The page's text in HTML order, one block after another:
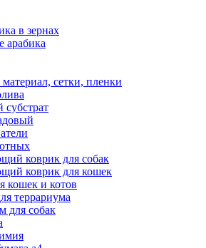
в зернах
арабика
сетки, пленки
субстрат
коврик для собак
коврик для кошек
кошек и котов
террариума
для собак